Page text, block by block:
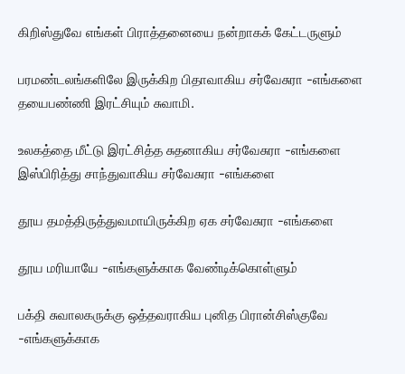
கிறிஸ்துவே எங்கள் பிராத்தனையை நன்றாகக் கேட்டருளும்
பரமண்டலங்களிலே இருக்கிற பிதாவாகிய சர்வேசுரா -எங்களை
தயைபண்ணி இரட்சியும் சுவாமி.
உலகத்தை மீட்டு இரட்சித்த சுதனாகிய சர்வேசுரா -எங்களை
இஸ்பிரித்து சாந்துவாகிய சர்வேசுரா -எங்களை
தூய தமத்திருத்துவமாயிருக்கிற ஏக சர்வேசுரா -எங்களை
தூய மரியாயே -எங்களுக்காக வேண்டிக்கொள்ளும்
பக்தி சுவாலகருக்கு ஒத்தவராகிய புனித பிரான்சிஸ்குவே
-எங்களுக்காக